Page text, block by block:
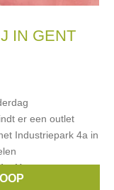
IN GENT
er een outlet
Industriepark 4a in
,Un ventre pour